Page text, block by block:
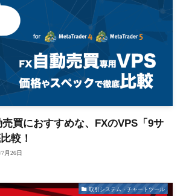
買におすすめな、FXのVPS「9サ
較！
月26日
取引システム・チャートツール